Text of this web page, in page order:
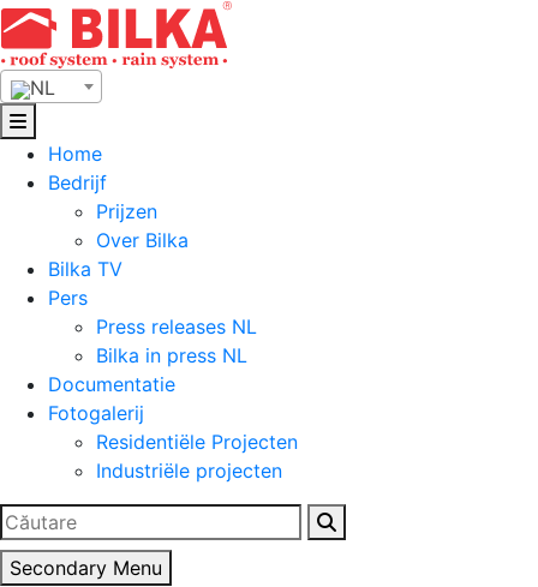
Skip
to
content
NL
Home
Bedrijf
Prijzen
Over Bilka
Bilka TV
Pers
Press releases NL
Bilka in press NL
Documentatie
Fotogalerij
Residentiële Projecten
Industriële projecten
Zoeken
naar:
Secondary Menu